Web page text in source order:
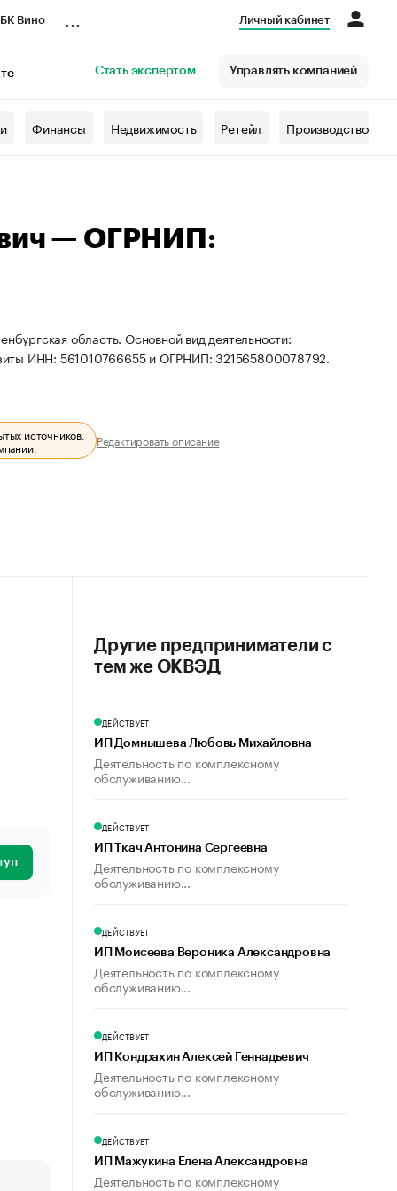
Вино Личный кабинет
Стать экспертом Управлять компанией
Финансы Недвижимость Ретейл Производство
— ОГРНИП:
область. Основной вид деятельности:
ИНН: 561010766655 и ОГРНИП: 321565800078792.
источников.
Редактировать описание
Другие предприниматели с
тем же ОКВЭД
ДЕЙСТВУЕТ
ИП Домнышева Любовь Михайловна
Деятельность по комплексному
обслуживанию...
ДЕЙСТВУЕТ
ИП Ткач Антонина Сергеевна
Деятельность по комплексному
обслуживанию...
ДЕЙСТВУЕТ
ИП Моисеева Вероника Александровна
Деятельность по комплексному
обслуживанию...
ДЕЙСТВУЕТ
ИП Кондрахин Алексей Геннадьевич
Деятельность по комплексному
обслуживанию...
ДЕЙСТВУЕТ
ИП Мажукина Елена Александровна
Деятельность по комплексному